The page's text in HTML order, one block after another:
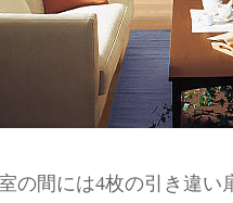
の間には4枚の引き違